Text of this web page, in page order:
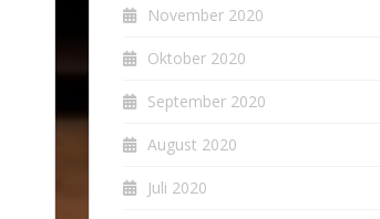
November 2020
Oktober 2020
September 2020
August 2020
Juli 2020